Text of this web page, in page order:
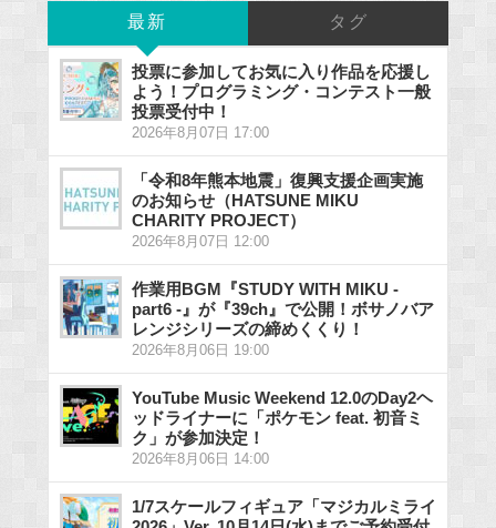
最新 タグ
投票に参加してお気に入り作品を応援し
よう！プログラミング・コンテスト一般
投票受付中！
2026年8月07日 17:00
「令和8年熊本地震」復興支援企画実施
のお知らせ（HATSUNE MIKU
CHARITY PROJECT）
2026年8月07日 12:00
作業用BGM『STUDY WITH MIKU -
part6 -』が『39ch』で公開！ボサノバア
レンジシリーズの締めくくり！
2026年8月06日 19:00
YouTube Music Weekend 12.0のDay2ヘ
ッドライナーに「ポケモン feat. 初音ミ
ク」が参加決定！
2026年8月06日 14:00
1/7スケールフィギュア「マジカルミライ